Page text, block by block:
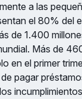
a las
el 80% del
de 1.400
Más de
en el primer
pagar